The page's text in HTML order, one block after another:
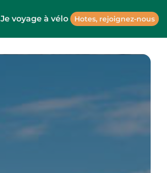
Je voyage à vélo Hotes, rejoignez-nous